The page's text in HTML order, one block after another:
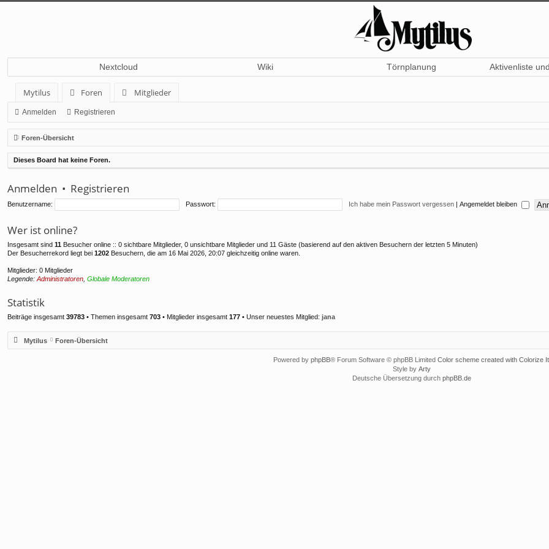
Nextcloud Wiki Törnplanung Aktivenliste
Mytilus Foren
Mitglieder
Anmelden Registrieren
Foren-Übersicht
Dieses Board hat keine Foren.
Anmelden • Registrieren
Benutzername: Passwort: Ich habe mein Passwort vergessen | Angemeldet bleiben
Wer ist online?
Insgesamt sind 11 Besucher online :: 0 sichtbare Mitglieder, 0 unsichtbare Mitglieder und 11 Gäste (basierend auf den aktiven Besuchern der letzten 5 Minuten)
Der Besucherrekord liegt bei 1202 Besuchern, die am 16 Mai 2026, 20:07 gleichzeitig online waren.
Mitglieder: 0 Mitglieder
Legende: Administratoren Globale Moderatoren
Statistik
Beiträge insgesamt 39783 • Themen insgesamt 703 • Mitglieder insgesamt 177 • Unser neuestes Mitglied: jana
Mytilus Foren-Übersicht
Powered by phpBB® Forum Software © phpBB Limited Color scheme created with Colorize It.
Style by Arty
Deutsche Übersetzung durch phpBB.de